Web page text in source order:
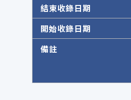
結束收錄日期
開始收錄日期
備註